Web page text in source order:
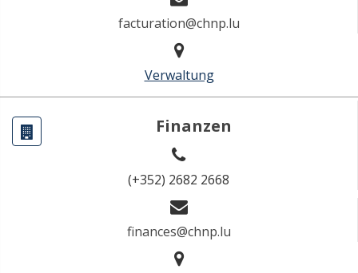
facturation@chnp.lu
Verwaltung
Finanzen
(+352) 2682 2668
finances@chnp.lu